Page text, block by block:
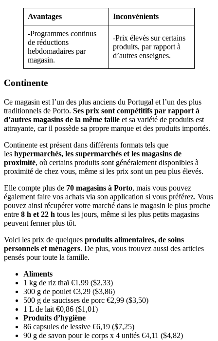
Avantages Inconvénients
-Programmes continus
de réductions
hebdomadaires par
magasin.
-Prix élevés sur certains
produits, par rapport à
d’autres enseignes.
Continente
Ce magasin est l’un des plus anciens du Portugal et l’un des plus
traditionnels de Porto. Ses prix sont compétitifs par rapport à
d’autres magasins de la même taille et sa variété de produits est
attrayante, car il possède sa propre marque et des produits importés.
Continente est présent dans différents formats tels que
les hypermarchés, les supermarchés et les magasins de
proximité, où certains produits sont généralement disponibles à
proximité de chez vous, même si les prix sont un peu plus élevés.
Elle compte plus de 70 magasins à Porto, mais vous pouvez
également faire vos achats via son application si vous préférez. Vous
pouvez ainsi récupérer votre marché dans le magasin le plus proche
entre 8 h et 22 h tous les jours, même si les plus petits magasins
peuvent fermer plus tôt.
Voici les prix de quelques produits alimentaires, de soins
personnels et ménagers. De plus, vous trouvez aussi des articles
pensés pour toute la famille.
Aliments
1 kg de riz thaï €1,99 ($2,33)
300 g de poulet €3,29 ($3,86)
500 g de saucisses de porc €2,99 ($3,50)
1 L de lait €0,86 ($1,01)
Produits d’hygiène
86 capsules de lessive €6,19 ($7,25)
90 g de savon pour le corps x 4 unités €4,11 ($4,82)